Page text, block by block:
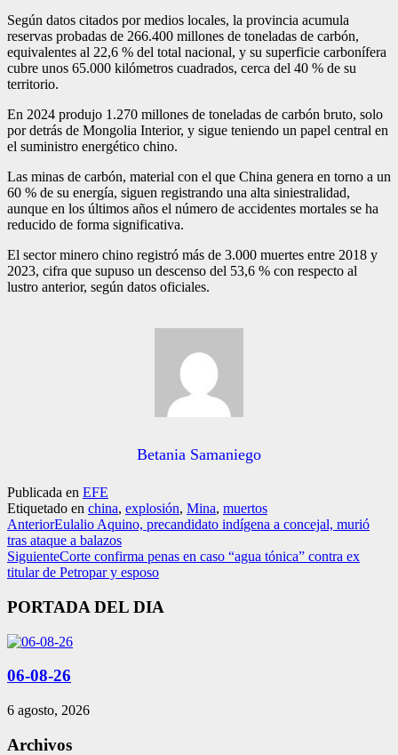
Según datos citados por medios locales, la provincia acumula
reservas probadas de 266.400 millones de toneladas de carbón,
equivalentes al 22,6 % del total nacional, y su superficie carbonífera
cubre unos 65.000 kilómetros cuadrados, cerca del 40 % de su
territorio.
En 2024 produjo 1.270 millones de toneladas de carbón bruto, solo
por detrás de Mongolia Interior, y sigue teniendo un papel central en
el suministro energético chino.
Las minas de carbón, material con el que China genera en torno a un
60 % de su energía, siguen registrando una alta siniestralidad,
aunque en los últimos años el número de accidentes mortales se ha
reducido de forma significativa.
El sector minero chino registró más de 3.000 muertes entre 2018 y
2023, cifra que supuso un descenso del 53,6 % con respecto al
lustro anterior, según datos oficiales.
Betania Samaniego
Publicada en EFE
Etiquetado en china, explosión, Mina, muertos
AnteriorEulalio Aquino, precandidato indígena a concejal, murió
tras ataque a balazos
SiguienteCorte confirma penas en caso “agua tónica” contra ex
titular de Petropar y esposo
PORTADA DEL DIA
06-08-26
6 agosto, 2026
Archivos